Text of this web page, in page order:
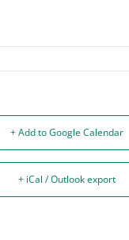
+ Add to Google Calendar
+ iCal / Outlook export